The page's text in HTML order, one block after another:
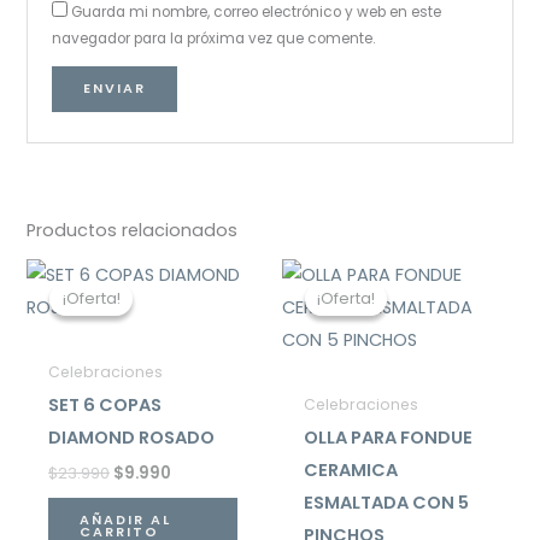
Guarda mi nombre, correo electrónico y web en este
navegador para la próxima vez que comente.
Productos relacionados
¡Oferta!
¡Oferta!
Celebraciones
SET 6 COPAS
DIAMOND ROSADO
$23.990
El
precio
original
era:
$9.990
El
precio
AÑADIR AL
CARRITO
¡Oferta!
¡Oferta!
Celebraciones
OLLA PARA FONDUE
CERAMICA
ESMALTADA CON 5
PINCHOS
El
precio
original
era:
$49.990.
El
precio
actual